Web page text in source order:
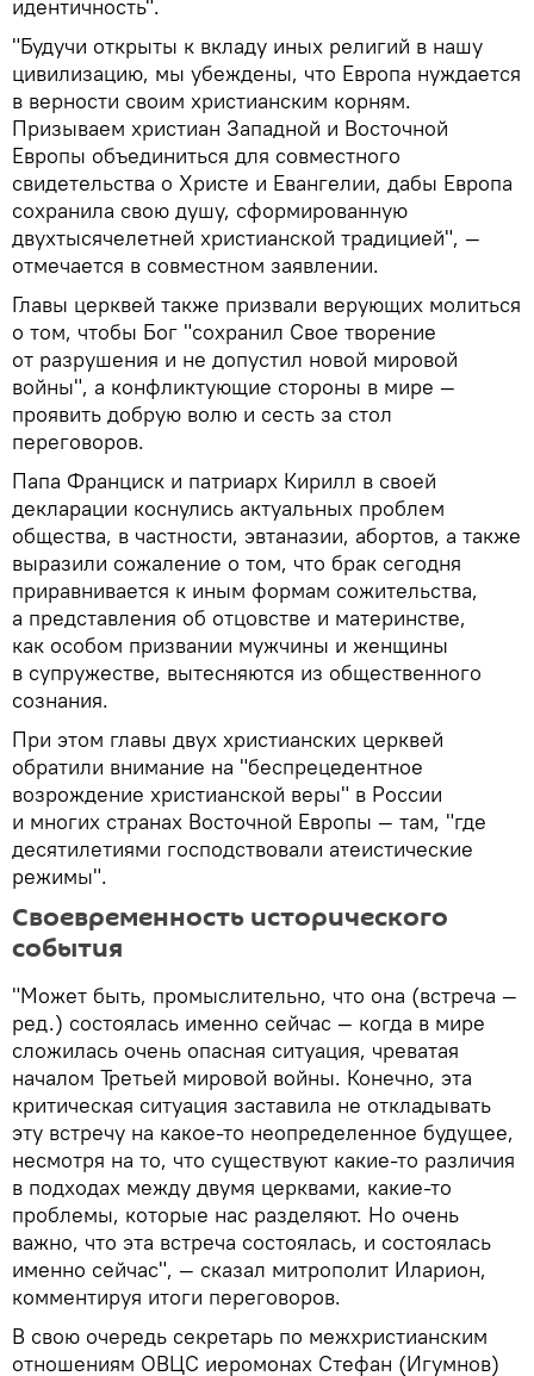
идентичность".
"Будучи открыты к вкладу иных религий в нашу
цивилизацию, мы убеждены, что Европа нуждается
в верности своим христианским корням.
Призываем христиан Западной и Восточной
Европы объединиться для совместного
свидетельства о Христе и Евангелии, дабы Европа
сохранила свою душу, сформированную
двухтысячелетней христианской традицией", —
отмечается в совместном заявлении.
Главы церквей также призвали верующих молиться
о том, чтобы Бог "сохранил Свое творение
от разрушения и не допустил новой мировой
войны", а конфликтующие стороны в мире —
проявить добрую волю и сесть за стол
переговоров.
Папа Франциск и патриарх Кирилл в своей
декларации коснулись актуальных проблем
общества, в частности, эвтаназии, абортов, а также
выразили сожаление о том, что брак сегодня
приравнивается к иным формам сожительства,
а представления об отцовстве и материнстве,
как особом призвании мужчины и женщины
в супружестве, вытесняются из общественного
сознания.
При этом главы двух христианских церквей
обратили внимание на "беспрецедентное
возрождение христианской веры" в России
и многих странах Восточной Европы — там, "где
десятилетиями господствовали атеистические
режимы".
Своевременность исторического
события
"Может быть, промыслительно, что она (встреча —
ред.) состоялась именно сейчас — когда в мире
сложилась очень опасная ситуация, чреватая
началом Третьей мировой войны. Конечно, эта
критическая ситуация заставила не откладывать
эту встречу на какое-то неопределенное будущее,
несмотря на то, что существуют какие-то различия
в подходах между двумя церквами, какие-то
проблемы, которые нас разделяют. Но очень
важно, что эта встреча состоялась, и состоялась
именно сейчас", — сказал митрополит Иларион,
комментируя итоги переговоров.
В свою очередь секретарь по межхристианским
отношениям ОВЦС иеромонах Стефан (Игумнов)